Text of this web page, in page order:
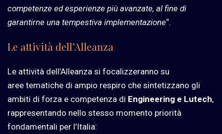
competenze ed esperienze più avanzate, al fine di
garantirne una tempestiva implementazione“.
Le attività dell’Alleanza
Le attività dell’Alleanza si focalizzeranno su
aree tematiche di ampio respiro che sintetizzano gli
ambiti di forza e competenza di Engineering e Lutech,
rappresentando nello stesso momento priorità
fondamentali per l’Italia: